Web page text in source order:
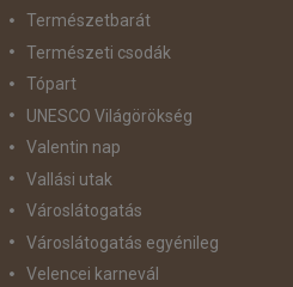
Természetbarát
Természeti csodák
Tópart
UNESCO Világörökség
Valentin nap
Vallási utak
Városlátogatás
Városlátogatás egyénileg
Velencei karnevál